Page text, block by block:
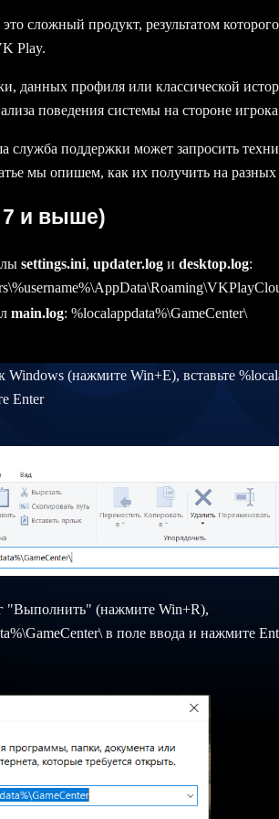
сложный продукт, результатом которого
Play.
данных профиля или классической
поведения системы на стороне
служба поддержки может запросить
мы опишем, как их получить на
7 и выше)
settings.ini, updater.log и desktop.log:
main.log: %localappdata%\GameCenter\
(нажмите Win+E), вставьте
Enter
"Выполнить" (нажмите Win+R),
в поле ввода и нажмите